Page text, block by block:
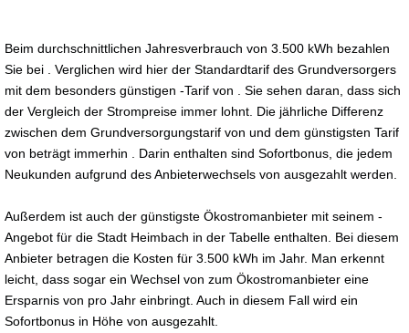
Beim durchschnittlichen Jahresverbrauch von 3.500 kWh bezahlen
Sie bei . Verglichen wird hier der Standardtarif des Grundversorgers
mit dem besonders günstigen -Tarif von . Sie sehen daran, dass sich
der Vergleich der Strompreise immer lohnt. Die jährliche Differenz
zwischen dem Grundversorgungstarif von und dem günstigsten Tarif
von beträgt immerhin . Darin enthalten sind Sofortbonus, die jedem
Neukunden aufgrund des Anbieterwechsels von ausgezahlt werden.
Außerdem ist auch der günstigste Ökostromanbieter mit seinem -
Angebot für die Stadt Heimbach in der Tabelle enthalten. Bei diesem
Anbieter betragen die Kosten für 3.500 kWh im Jahr. Man erkennt
leicht, dass sogar ein Wechsel von zum Ökostromanbieter eine
Ersparnis von pro Jahr einbringt. Auch in diesem Fall wird ein
Sofortbonus in Höhe von ausgezahlt.